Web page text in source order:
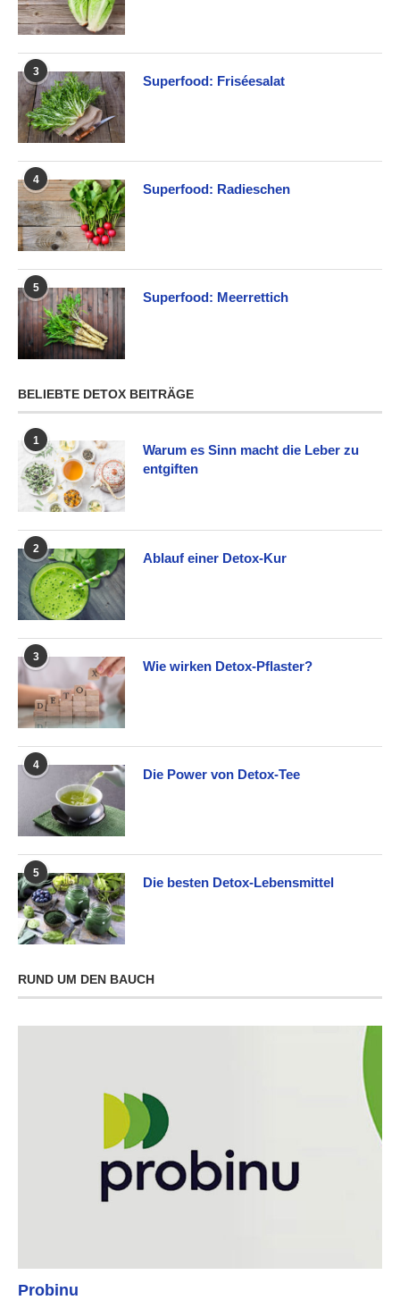
3
Superfood: Friséesalat
4
Superfood: Radieschen
5
Superfood: Meerrettich
BELIEBTE DETOX BEITRÄGE
1
Warum es Sinn macht die Leber zu
entgiften
2
Ablauf einer Detox-Kur
3
Wie wirken Detox-Pflaster?
4
Die Power von Detox-Tee
5
Die besten Detox-Lebensmittel
RUND UM DEN BAUCH
Probinu